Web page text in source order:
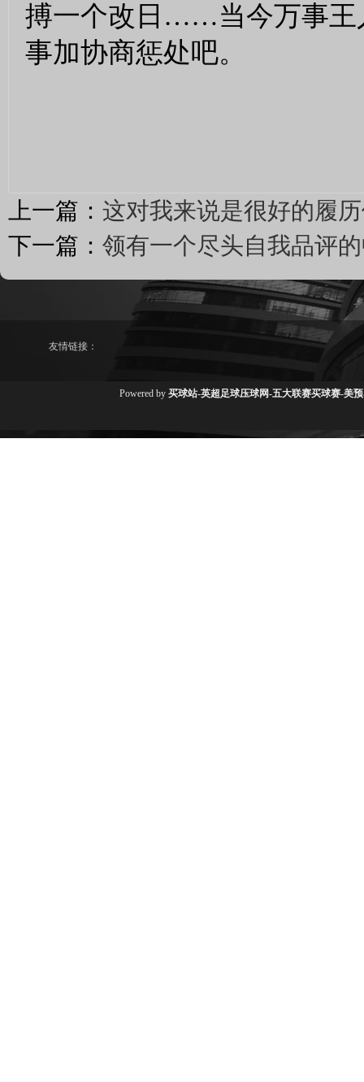
搏一个改日……当今万事王
事加协商惩处吧。
上一篇： 这对我来说是很好的履
下一篇： 领有一个尽头自我品评
友情链接：
Powered by买球站-英超足球压球网-五大联赛买球赛-美